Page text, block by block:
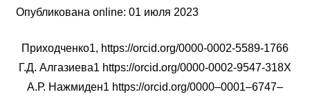
Опубликована online: 01 июля 2023
Приходченко1, https://orcid.org/0000-0002-5589-1766
Г.Д. Алгазиева1 https://orcid.org/0000-0002-9547-318X
А.Р. Нажмиден1 https://orcid.org/0000–0001–6747–